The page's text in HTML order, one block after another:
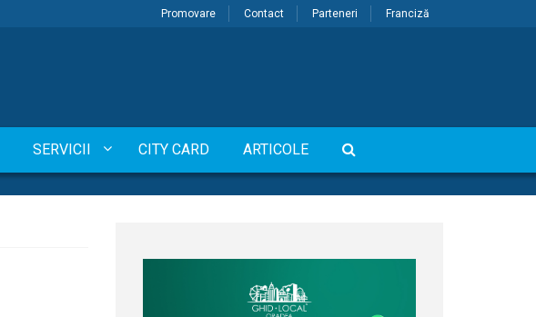
Promovare Contact Parteneri Franciză
SERVICII CITY CARD ARTICOLE